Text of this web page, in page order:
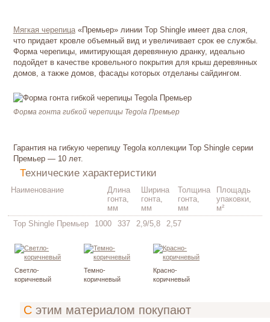
Мягкая черепица«Премьер» линии Top Shingle имеет два слоя,
что придает кровле объемный вид и увеличивает срок ее службы.
Форма черепицы, имитирующая деревянную дранку, идеально
подойдет в качестве кровельного покрытия для крыш деревянных
домов, а также домов, фасады которых отделаны сайдингом.
Форма гонта гибкой черепицы Tegola Премьер
Гарантия на гибкую черепицу Tegola коллекции Top Shingle серии
Премьер — 10 лет.
Технические характеристики
Наименование
Длина
гонта,
мм
Ширина
гонта,
мм
Толщина
гонта,
мм
Площадь
упаковки,
м²
Top Shingle Премьер
1000 337 2,9/5,8 2,57
Светло-
коричневый
Темно-
коричневый
Красно-
коричневый
С этим материалом покупают